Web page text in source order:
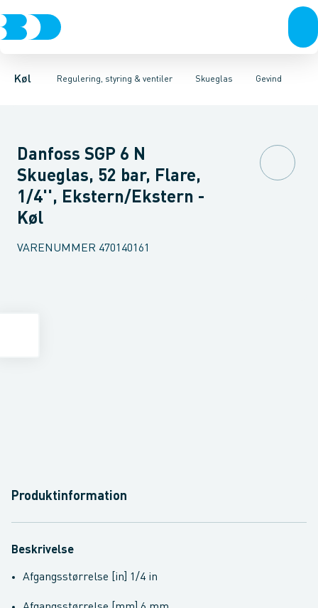
Køl Regulering, styring & ventiler
KompressorerKondenseringsaggregaterFordampere
Skueglas
Pressostater & termostaterSensorer & transmitterer
Gevind
Gevind Lodde
Danfoss SGP 6 N
Skueglas, 52 bar, Flare,
1/4'', Ekstern/Ekstern -
Køl
VARENUMMER 470140161
Produktinformation
Beskrivelse
Afgangsstørrelse [in] 1/4 in